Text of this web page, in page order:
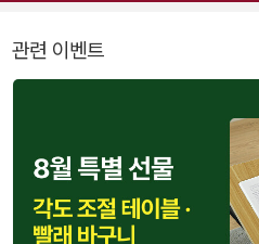
관련 이벤트